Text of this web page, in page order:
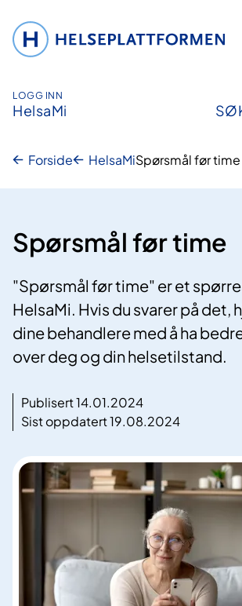
innhold
LOGG INN
HelsaMi
Forside HelsaMiSpørsmål før time
Spørsmål før time
"Spørsmål før time" er et
HelsaMi. Hvis du svarer på det,
dine behandlere med å ha
over deg og din helsetilstand.
Publisert 14.01.2024
Sist oppdatert 19.08.2024